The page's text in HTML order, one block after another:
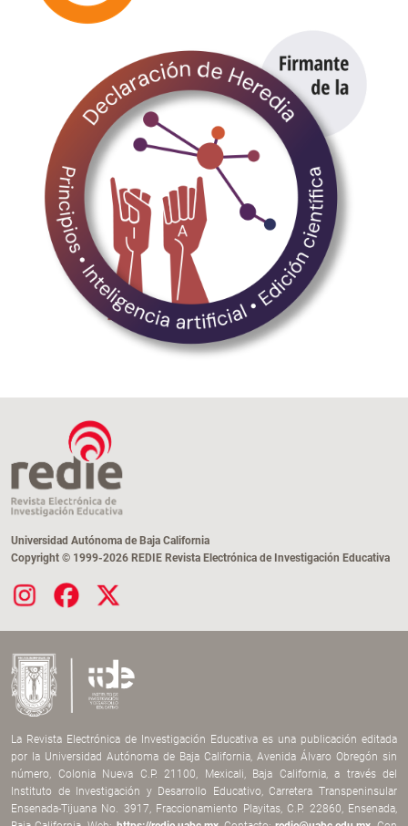
Universidad Autónoma de Baja California
Copyright © 1999-2026 REDIE Revista Electrónica de Investigación Educativa
La Revista Electrónica de Investigación Educativa es una publicación editada
por la Universidad Autónoma de Baja California, Avenida Álvaro Obregón sin
número, Colonia Nueva C.P. 21100, Mexicali, Baja California, a través del
Instituto de Investigación y Desarrollo Educativo, Carretera Transpeninsular
Ensenada-Tijuana No. 3917, Fraccionamiento Playitas, C.P. 22860, Ensenada,